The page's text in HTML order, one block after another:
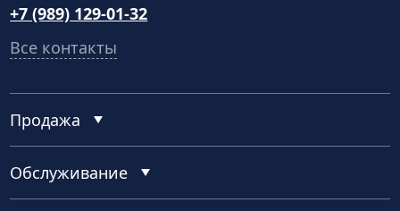
+7 (989) 129-01-32
Все контакты
Продажа
Обслуживание